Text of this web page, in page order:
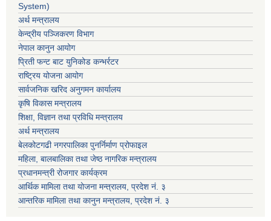
System)
अर्थ मन्त्रालय
केन्द्रीय पञ्जिकरण विभाग
नेपाल कानुन आयोग
प्रिती फन्ट बाट युनिकोड कन्भर्रटर
राष्ट्रिय योजना आयोग
सार्वजनिक खरिद अनुगमन कार्यालय
कृषि विकास मन्त्रालय
शिक्षा, विज्ञान तथा प्रविधि मन्त्रालय
अर्थ मन्त्रालय
बेलकोटगढी नगरपालिका पुनर्निर्माण प्रोफाइल
महिला, बालबालिका तथा जेष्ठ नागरिक मन्त्रालय
प्रधानमन्त्री रोजगार कार्यक्रम
आर्थिक मामिला तथा योजना मन्त्रालय, प्रदेश नं. ३
आन्तरिक मामिला तथा कानुन मन्त्रालय, प्रदेश नं. ३